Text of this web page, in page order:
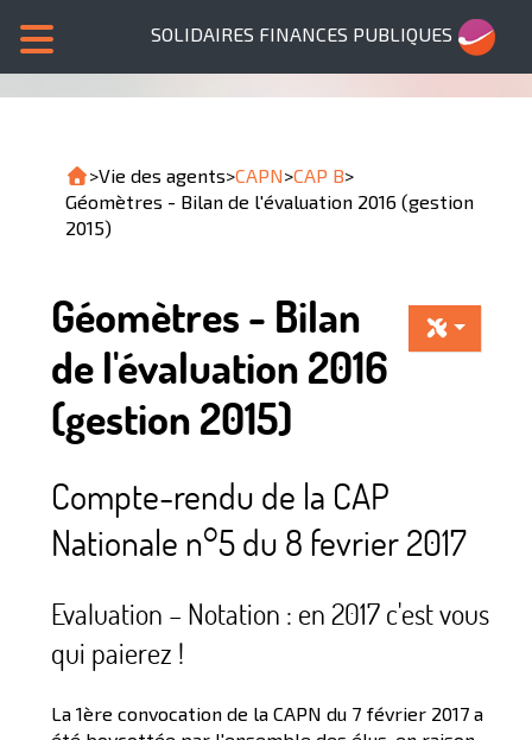
SOLIDAIRES FINANCES PUBLIQUES
>Vie des agents>CAPN>CAP B>
Géomètres - Bilan de l'évaluation 2016 (gestion
2015)
Géomètres - Bilan
de l'évaluation 2016
(gestion 2015)
Compte-rendu de la CAP
Nationale n°5 du 8 fevrier 2017
Evaluation – Notation : en 2017 c'est vous
qui paierez !
La 1ère convocation de la CAPN du 7 février 2017 a